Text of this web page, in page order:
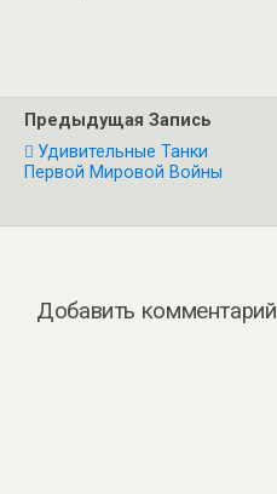
Предыдущая Запись
Удивительные Танки
Первой Мировой Войны
Добавить комментарий